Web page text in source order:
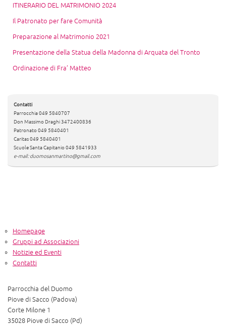
ITINERARIO DEL MATRIMONIO 2024
Il Patronato per fare Comunità
Preparazione al Matrimonio 2021
Presentazione della Statua della Madonna di Arquata del Tronto
Ordinazione di Fra’ Matteo
Contatti
Parrocchia 049 5840707
Don Massimo Draghi 3472400836
Patronato 049 5840401
Caritas 049 5840401
Scuole Santa Capitanio 049 5841933
e-mail: duomosanmartino@gmail.com
Homepage
Gruppi ad Associazioni
Notizie ed Eventi
Contatti
Parrocchia del Duomo
Piove di Sacco (Padova)
Corte Milone 1
35028 Piove di Sacco (Pd)